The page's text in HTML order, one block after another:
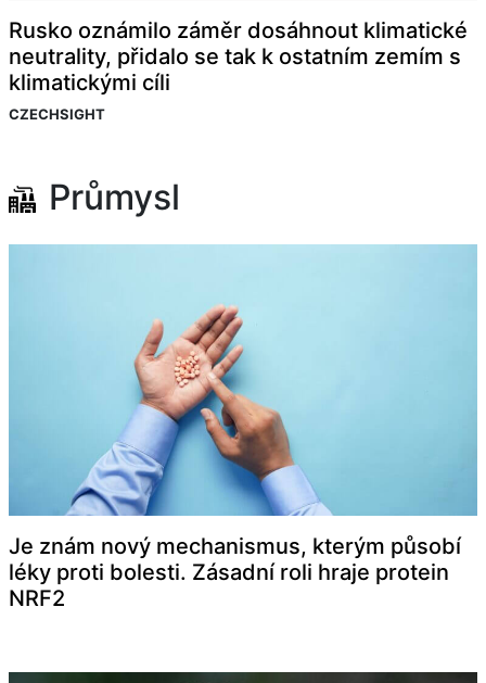
Rusko oznámilo záměr dosáhnout klimatické
neutrality, přidalo se tak k ostatním zemím s
klimatickými cíli
CZECHSIGHT
Průmysl
Je znám nový mechanismus, kterým působí
léky proti bolesti. Zásadní roli hraje protein
NRF2